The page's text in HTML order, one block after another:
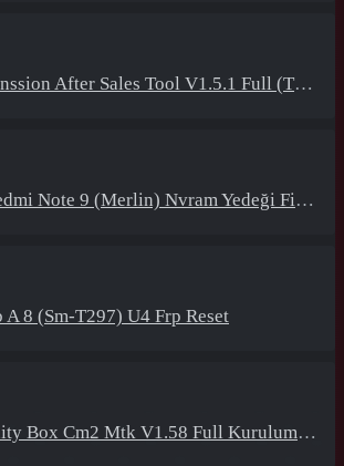
After Sales Tool V1.5.1 Full (Tüm Mtk Işlemcili Cihazları Meta Moda Alma)
Note 9 (Merlin) Nvram Yedeği Fix Nv By Dft Pro
A 8 (Sm-T297) U4 Frp Reset
Box Cm2 Mtk V1.58 Full Kurulum+Crack